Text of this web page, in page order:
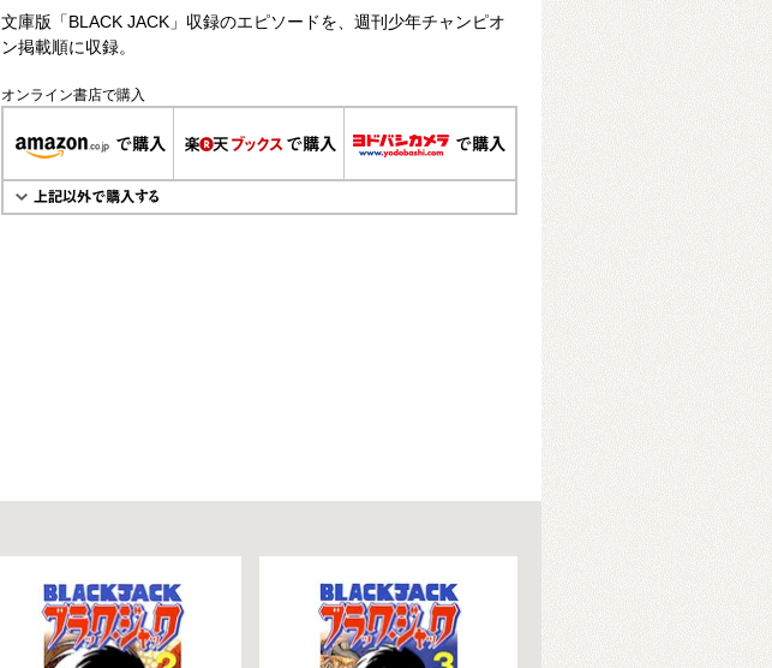
文庫版「BLACK JACK」収録のエピソードを、週刊少年チャンピオ
ン掲載順に収録。
オンライン書店で購入